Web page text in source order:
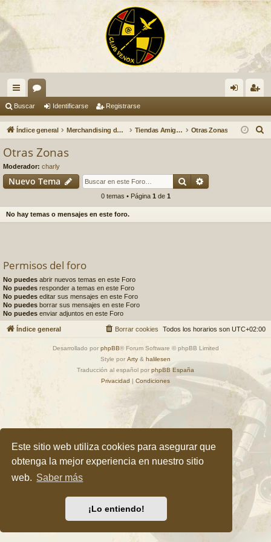
Este sitio web utiliza cookies para asegurar que
obtenga la mejor experiencia en nuestro sitio
web. Saber más
¡Lo entiendo!
nl
ac
pi
s
or
os nti ist
Buscar Identificarse Registrarse
Índice general Merchandising del club Venox Tiendas Amigas del Club Venox Otras Zonas
Otras Zonas
Moderador: charly
Nuevo Tema Buscar
0 temas • Página 1 de 1
No hay temas o mensajes en este foro.
Permisos del foro
No puedes abrir nuevos temas en este Foro
No puedes responder a temas en este Foro
No puedes editar sus mensajes en este Foro
No puedes borrar sus mensajes en este Foro
No puedes enviar adjuntos en este Foro
Índice general Todos los horarios son UTC+02:00
Borrar cookies
Desarrollado por phpBB® Forum Software © phpBB Limited
Style por Arty & halilesen
Traducción al español por phpBB España
Privacidad | Condiciones